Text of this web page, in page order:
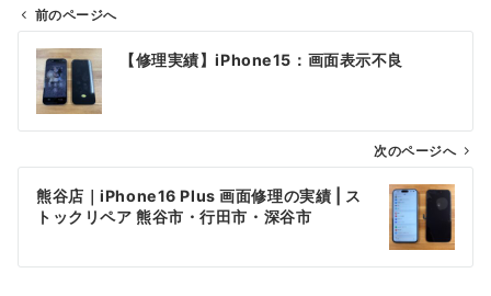
ン
前のページへ
【修理実績】iPhone15：画面表示不良
次のページへ
熊谷店｜iPhone16 Plus 画面修理の実績 | ス
トックリペア 熊谷市・行田市・深谷市